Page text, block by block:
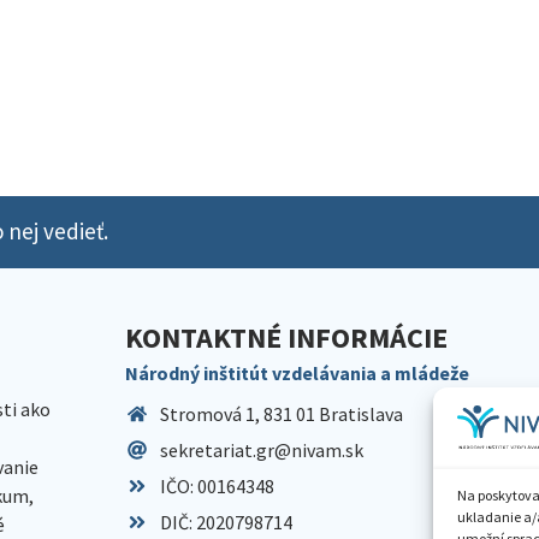
Na
ukladanie a/
nej vedieť.
ako
KONTAKTNÉ INFORMÁCIE
Národný inštitút vzdelávania a mládeže
Stromová 1, 831 01 Bratislava
sekretariat.gr@nivam.sk
IČO: 00164348
DIČ: 2020798714